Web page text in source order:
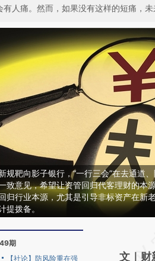
有人痛。然而，如果没有这样的短痛，
规靶向影子银行，“一行三会”在去通道
致意见，希望让资管回归代客理财的本
归行业本源，尤其是引导非标资产在新
提拨备。
期
【社论】防风险重在强
AI文｜财